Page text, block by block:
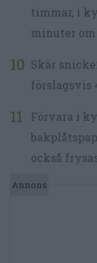
timmar, i
minuter om
Skär
förslagsvis
Förvara i
också